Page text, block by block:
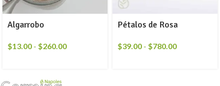
Algarrobo
$13.00 - $260.00
Pétalos de Rosa
$39.00 - $780.00